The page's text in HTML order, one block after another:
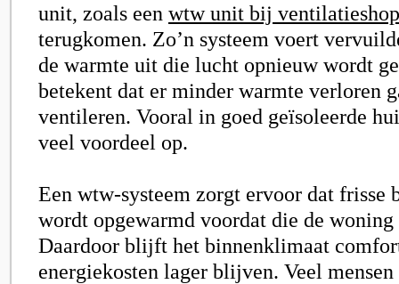
unit, zoals een wtw unit bij
terugkomen. Zo’n systeem voert
de warmte uit die lucht opnieuw wordt
betekent dat er minder warmte verloren
ventileren. Vooral in goed geïsoleerde
veel voordeel op.
Een wtw-systeem zorgt ervoor dat frisse
wordt opgewarmd voordat die de
Daardoor blijft het binnenklimaat
energiekosten lager blijven. Veel